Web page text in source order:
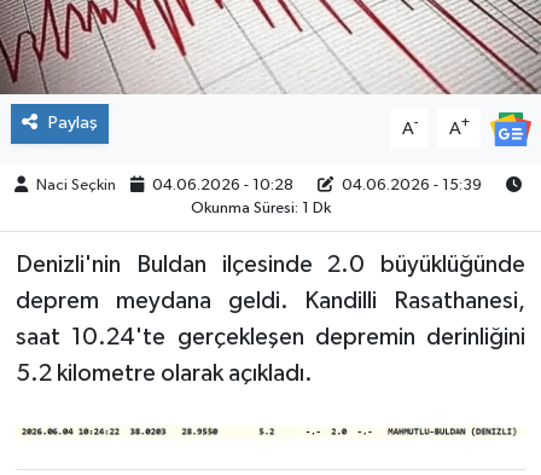
Paylaş A- A+
Naci Seçkin 04.06.2026 - 10:28
04.06.2026 - 15:39
Okunma Süresi: 1 Dk
Denizli'nin Buldan ilçesinde 2.0 büyüklüğünde
deprem meydana geldi. Kandilli Rasathanesi,
saat 10.24'te gerçekleşen depremin derinliğini
5.2 kilometre olarak açıkladı.